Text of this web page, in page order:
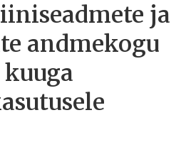
ja
andmekogu
kuuga